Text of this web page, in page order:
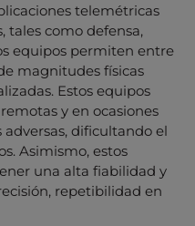
telemétricas
tales como defensa,
equipos permiten entre
magnitudes físicas
equipos
y en ocasiones
dificultando el
Asimismo, estos
una alta fiabilidad y
repetibilidad en